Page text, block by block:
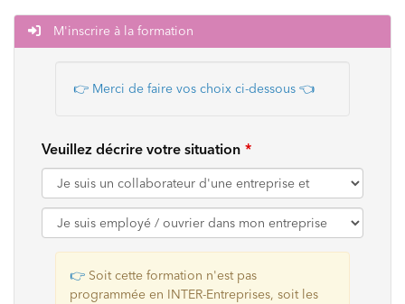
M'inscrire à la formation
👉 Merci de faire vos choix ci-dessous 👈
Veuillez décrire votre situation
👉 Soit cette formation n'est pas
programmée en INTER-Entreprises, soit les